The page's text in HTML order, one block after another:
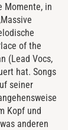
Momente, in
of the
(Lead Vocs,
hat. Songs
seiner
Kopf und
anderen